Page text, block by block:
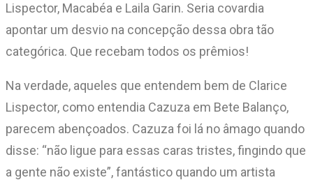
Lispector, Macabéa e Laila Garin. Seria covardia
apontar um desvio na concepção dessa obra tão
categórica. Que recebam todos os prêmios!
Na verdade, aqueles que entendem bem de Clarice
Lispector, como entendia Cazuza em Bete Balanço,
parecem abençoados. Cazuza foi lá no âmago quando
disse: “não ligue para essas caras tristes, fingindo que
a gente não existe”, fantástico quando um artista